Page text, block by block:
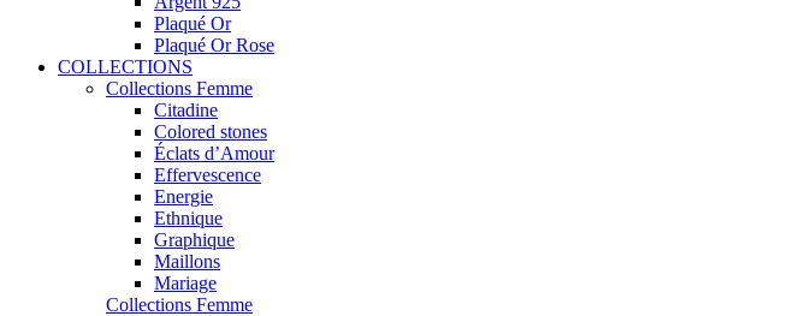
Plaqué Or
Plaqué Or Rose
COLLECTIONS
Collections Femme
Citadine
Colored stones
Éclats d’Amour
Effervescence
Energie
Ethnique
Graphique
Maillons
Mariage
Collections Femme